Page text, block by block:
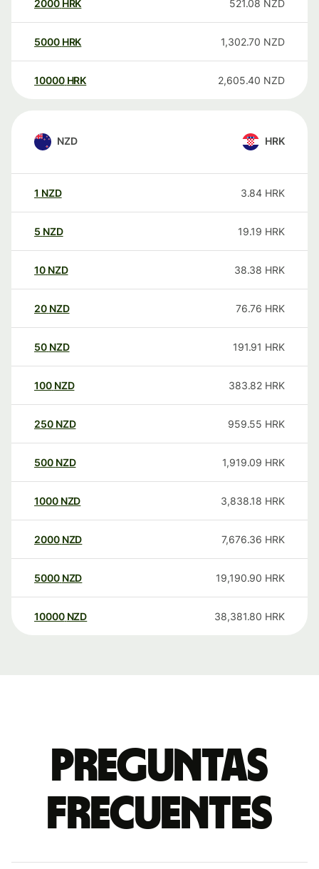
2000 HRK 521.08 NZD
5000 HRK 1,302.70 NZD
10000 HRK 2,605.40 NZD
NZD HRK
1 NZD 3.84 HRK
5 NZD 19.19 HRK
10 NZD 38.38 HRK
20 NZD 76.76 HRK
50 NZD 191.91 HRK
100 NZD 383.82 HRK
250 NZD 959.55 HRK
500 NZD 1,919.09 HRK
1000 NZD 3,838.18 HRK
2000 NZD 7,676.36 HRK
5000 NZD 19,190.90 HRK
10000 NZD 38,381.80 HRK
Preguntas
frecuentes